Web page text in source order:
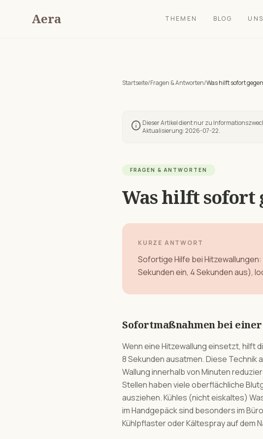
Aera THEMEN BLOG
Startseite/Fragen & Antworten/Was hilft sofort
info Dieser Artikel dient nur zu
Aktualisierung:2026-07-22.
FRAGEN & ANTWORTEN
Was hilft sofort
KURZE ANTWORT
Sofortige Hilfe bei
Sekunden ein, 4 Sekunden aus),
Sofortmaßnahmen bei
Wenn eine Hitzewallung einsetzt, hilft
8 Sekunden ausatmen. Diese
Wallung innerhalb von Minuten
Stellen haben viele oberflächliche
ausziehen. Kühles (nicht eiskaltes)
im Handgepäck sind besonders im
Kühlpflaster oder Kältespray auf dem